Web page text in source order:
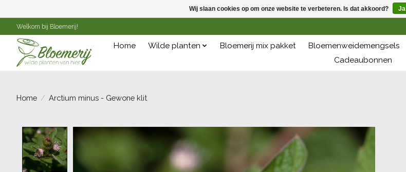
Welkom bij Bloemerij!
Home Wilde planten Bloemerij mix pakket Bloemenweidemengsels
Cadeaubonnen
Home / Arctium minus - Gewone klit
Product image slideshow Items
Wij slaan cookies op om onze website te verbeteren. Is dat akkoord? Ja